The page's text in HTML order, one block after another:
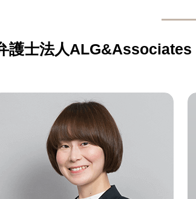
護士法人ALG&Associates